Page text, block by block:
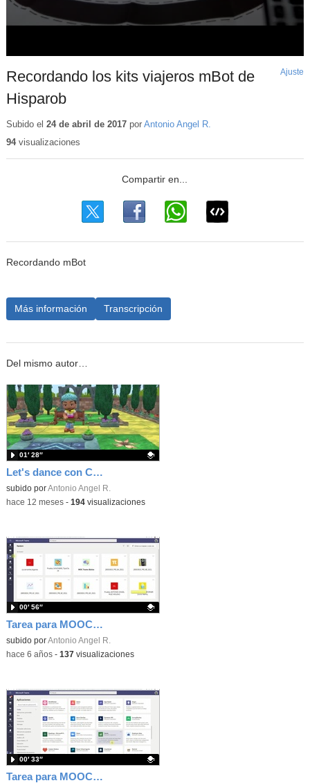
Recordando los kits viajeros mBot de
Hisparob
Ajuste
Subido el 24 de abril de 2017por Antonio Angel R.
94visualizaciones
Recordando mBot
Más información Transcripción
Del mismo autor…
Let's dance con CreatiCode
Contenido educativo.
subido porAntonio Angel R.
01′ 28″
-hace 12 meses- 194visualizaciones
Tarea para MOOC Teams 1B - Equipos
Contenido educativo.
subido porAntonio Angel R.
00′ 56″
-hace 6 años- 137 visualizaciones
Tarea para MOOC Teams - Más
00′ 33″